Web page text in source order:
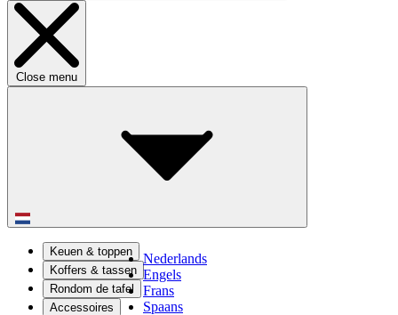
Close menu
Nederlands
Engels
Frans
Spaans
Keuen & toppen
Koffers & tassen
Rondom de tafel
Accessoires